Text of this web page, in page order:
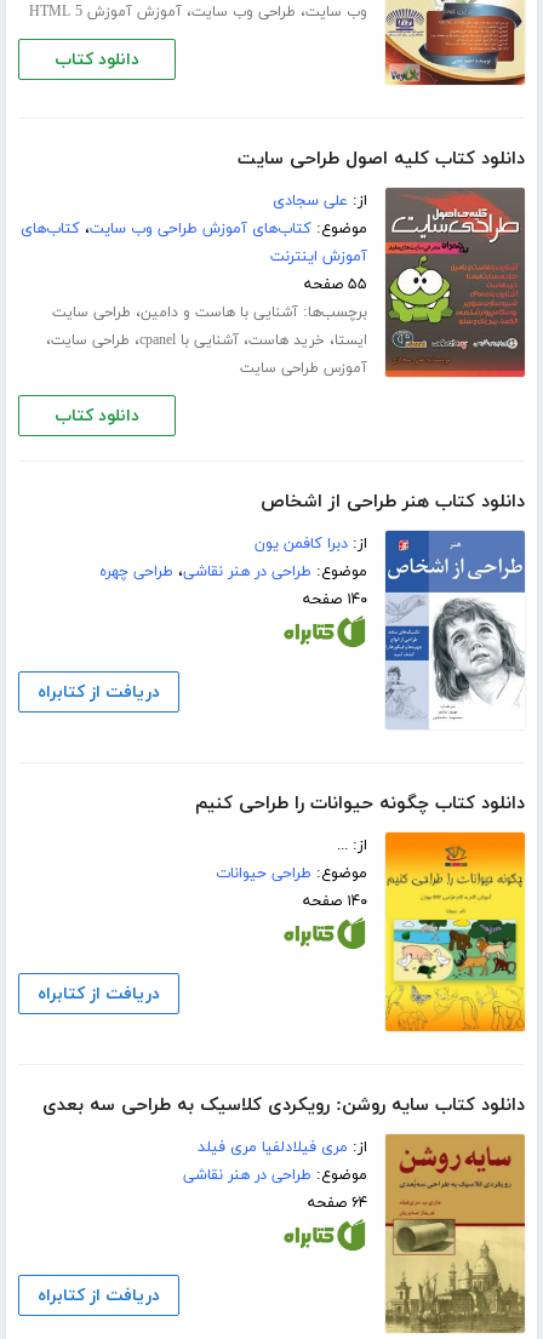
وب سایت، طراحی وب سایت،آموزش آموزش HTML 5
دانلود کتاب
دانلود کتاب کلیه اصول طراحی سایت
از: علی سجادی
موضوع:کتاب‌های آموزش طراحی وب سایت،کتاب‌های
آموزش اینترنت
۵۵ صفحه
برچسب‌ها:آشنایی با هاست و دامین، طراحی سایت
ایستا، خرید هاست،آشنایی با cpanel ، طراحی سایت،
آموزس طراحی سایت
دانلود کتاب
دانلود کتاب هنر طراحی از اشخاص
از:دبرا کافمن یون
موضوع: طراحی در هنر نقاشی، طراحی چهره
۱۴۰ صفحه
دریافت از کتابراه
دانلود کتاب چگونه حیوانات را طراحی کنیم
از: ...
موضوع: طراحی حیوانات
۱۴۰ صفحه
دریافت از کتابراه
دانلود کتاب سایه روشن: رویکردی کلاسیک به طراحی سه بعدی
از: مری فیلادلفیا مری فیلد
موضوع: طراحی در هنر نقاشی
۶۴ صفحه
دریافت از کتابراه